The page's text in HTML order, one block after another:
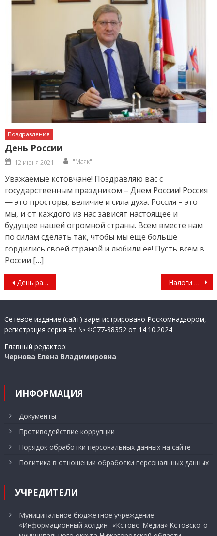
Поздравления
День России
Posted
on
12 июня 2021 Author
"Маяк"
Уважаемые кстовчане! Поздравляю вас с
государственным праздником – Днем России! Россия
— это просторы, величие и сила духа. Россия – это
мы, и от каждого из нас зависят настоящее и
будущее нашей огромной страны. Всем вместе нам
по силам сделать так, чтобы мы еще больше
гордились своей страной и любили ее! Пусть всем в
России […]
Навигация
по
День работника налоговых органов Налоги – обязанность каждого
Сетевое издание (сайт) зарегистрировано Роскомнадзором,
регистрация серия Эл № ФС77-88352 от 14.10.2024
Главный редактор:
Чернова Елена Владимировна
ИНФОРМАЦИЯ
Документы
Противодействие коррупции
Порядок обработки персональных данных на сайте
Политика в отношении обработки персональных данных
УЧРЕДИТЕЛИ
Муниципальное бюджетное учреждение
«Информационный холдинг «Кстово-Медиа» Кстовского